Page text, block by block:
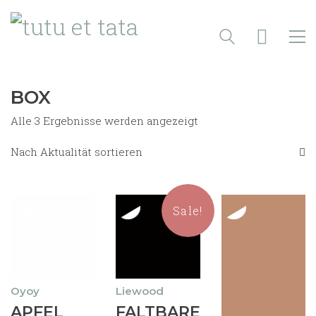
BOX
Alle 3 Ergebnisse werden angezeigt
Nach Aktualität sortieren
Oyoy
Dieses
APFEL
Sale!
Liewood
Dieses
FALTBARE